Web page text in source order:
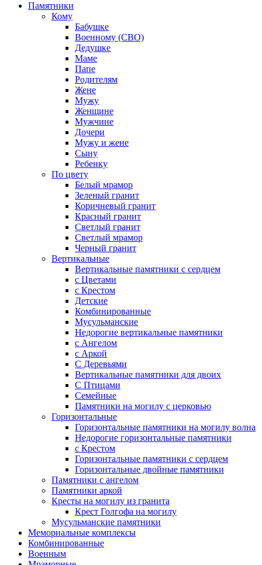
Памятники
Кому
Бабушке
Военному (СВО)
Дедушке
Маме
Папе
Родителям
Жене
Мужу
Женщине
Мужчине
Дочери
Мужу и жене
Сыну
Ребенку
По цвету
Белый мрамор
Зеленый гранит
Коричневый гранит
Красный гранит
Светлый гранит
Светлый мрамор
Черный гранит
Вертикальные
Вертикальные памятники с сердцем
с Цветами
c Крестом
Детские
Комбинированные
Мусульманские
Недорогие вертикальные памятники
с Ангелом
с Аркой
С Деревьями
Вертикальные памятники для двоих
С Птицами
Семейные
Памятники на могилу с церковью
Горизонтальные
Горизонтальные памятники на могилу волна
Недорогие горизонтальные памятники
с Крестом
Горизонтальные памятники с сердцем
Горизонтальные двойные памятники
Памятники с ангелом
Памятники аркой
Кресты на могилу из гранита
Крест Голгофа на могилу
Мусульманские памятники
Мемориальные комплексы
Комбинированные
Военным